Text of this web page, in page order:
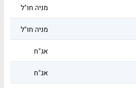
מניה חו"ל
מניה חו"ל
אג"ח
אג"ח